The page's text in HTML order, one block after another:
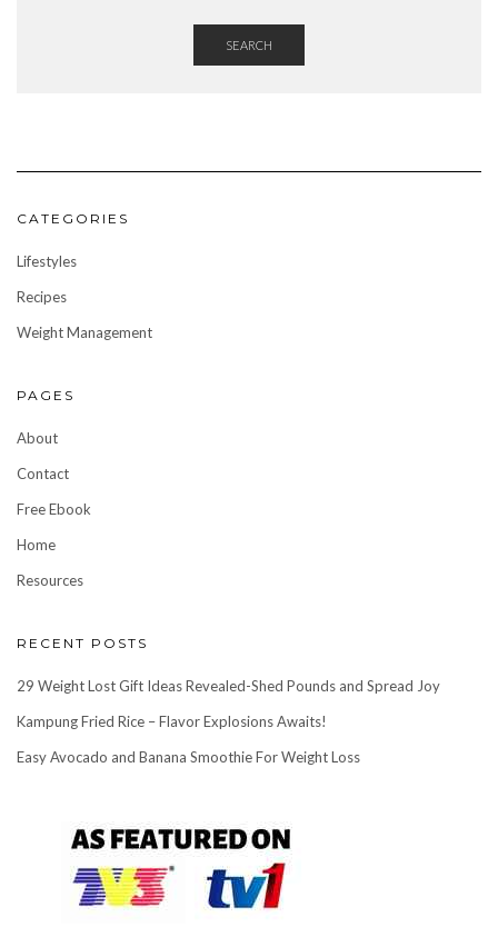
SEARCH
CATEGORIES
Lifestyles
Recipes
Weight Management
PAGES
About
Contact
Free Ebook
Home
Resources
RECENT POSTS
29 Weight Lost Gift Ideas Revealed-Shed Pounds and Spread Joy
Kampung Fried Rice – Flavor Explosions Awaits!
Easy Avocado and Banana Smoothie For Weight Loss